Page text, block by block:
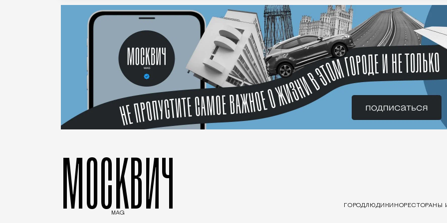
МОСКВИЧ
MAG
ГОРОДЛЮДИ КИНОРЕСТОРАНЫ